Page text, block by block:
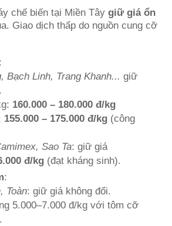
chế biến tại Miền Tây giữ giá ổn
Giao dịch thấp do nguồn cung cỡ
:
Bạch Linh, Trang Khanh... giữ
160.000 – 180.000 đ/kg
155.000 – 175.000 đ/kg(công
Sao Ta: giữ giá
đ/kg(đạt kháng sinh).
:
Toàn: giữ giá không đổi.
5.000–7.000 đ/kg với tôm cỡ